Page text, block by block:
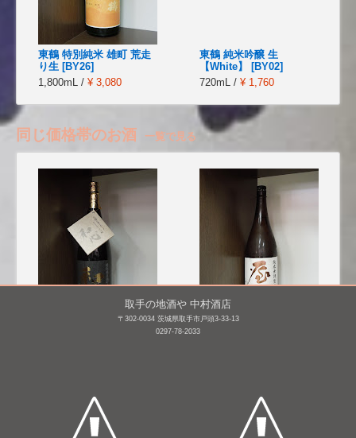
東鶴 特別純米 雄町 荒走
り生 [BY26]
1,800mL / ¥ 3,080
東鶴 純米吟醸 生
【White】 [BY02]
720mL / ¥ 1,760
同じ価格帯のお酒 一覧で見る
屋守 純米 無調整生詰(ひ
取手の地酒や 中村酒店
〒302-0034 茨城県取手市戸頭3-33-13
0297-78-2033